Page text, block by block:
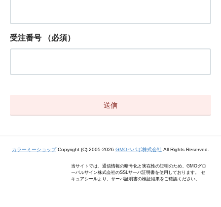
受注番号 （必須）
カラーミーショップCopyright (C) 2005-2026 GMOペパボ株式会社 All Rights Reserved.
当サイトでは、通信情報の暗号化と実在性の証明のため、GMOグロ
ーバルサイン株式会社のSSLサーバ証明書を使用しております。 セ
キュアシールより、サーバ証明書の検証結果をご確認ください。